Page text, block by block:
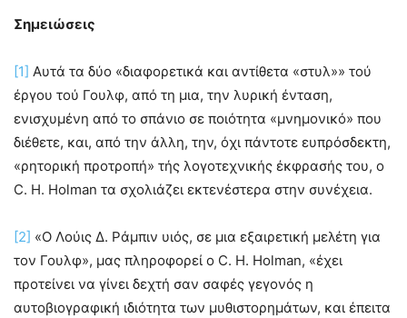
Σημειώσεις
[1] Αυτά τα δύο «διαφορετικά και αντίθετα «στυλ»» τού
έργου τού Γουλφ, από τη μια, την λυρική ένταση,
ενισχυμένη από το σπάνιο σε ποιότητα «μνημονικό» που
διέθετε, και, από την άλλη, την, όχι πάντοτε ευπρόσδεκτη,
«ρητορική προτροπή» τής λογοτεχνικής έκφρασής του, ο
C. H. Holman τα σχολιάζει εκτενέστερα στην συνέχεια.
[2] «Ο Λούις Δ. Ράμπιν υιός, σε μια εξαιρετική μελέτη για
τον Γουλφ», μας πληροφορεί ο C. H. Holman, «έχει
προτείνει να γίνει δεχτή σαν σαφές γεγονός η
αυτοβιογραφική ιδιότητα των μυθιστορημάτων, και έπειτα